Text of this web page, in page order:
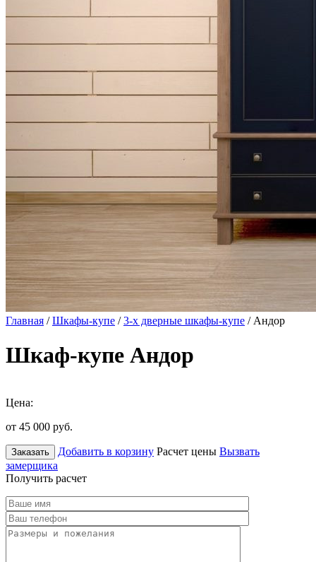
Главная /Шкафы-купе /3-х дверные шкафы-купе / Андор
Шкаф-купе Андор
Цена:
от 45 000 руб.
Заказать Добавить в корзину Расчет цены Вызвать
замерщика
Получить расчет